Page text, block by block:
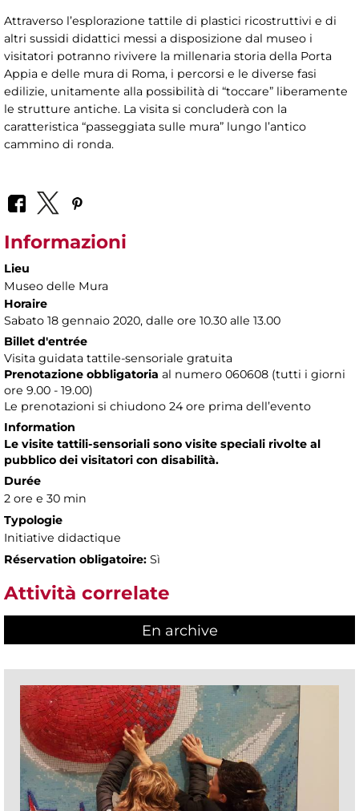
Attraverso l’esplorazione tattile di plastici ricostruttivi e di
altri sussidi didattici messi a disposizione dal museo i
visitatori potranno rivivere la millenaria storia della Porta
Appia e delle mura di Roma, i percorsi e le diverse fasi
edilizie, unitamente alla possibilità di “toccare” liberamente
le strutture antiche. La visita si concluderà con la
caratteristica “passeggiata sulle mura” lungo l’antico
cammino di ronda.
Informazioni
Lieu
Museo delle Mura
Horaire
Sabato 18 gennaio 2020, dalle ore 10.30 alle 13.00
Billet d'entrée
Visita guidata tattile-sensoriale gratuita
Prenotazione obbligatoria al numero 060608 (tutti i giorni
ore 9.00 - 19.00)
Le prenotazioni si chiudono 24 ore prima dell’evento
Information
Le visite tattili-sensoriali sono visite speciali rivolte al
pubblico dei visitatori con disabilità.
Durée
2 ore e 30 min
Typologie
Initiative didactique
Réservation obligatoire: Sì
Attività correlate
En archive